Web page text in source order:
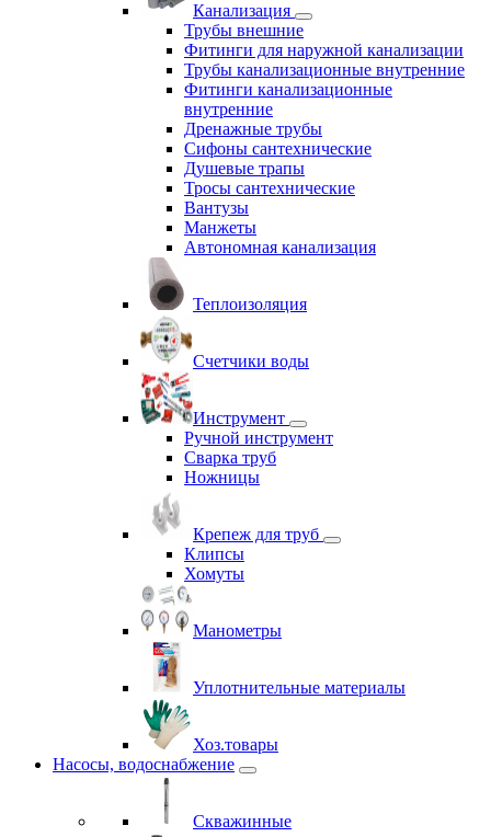
Канализация
Трубы внешние
Фитинги для наружной канализации
Трубы канализационные внутренние
Фитинги канализационные
внутренние
Дренажные трубы
Сифоны сантехнические
Душевые трапы
Тросы сантехнические
Вантузы
Манжеты
Автономная канализация
Теплоизоляция
Счетчики воды
Инструмент
Ручной инструмент
Сварка труб
Ножницы
Крепеж для труб
Клипсы
Хомуты
Манометры
Уплотнительные материалы
Хоз.товары
Насосы, водоснабжение
Скважинные